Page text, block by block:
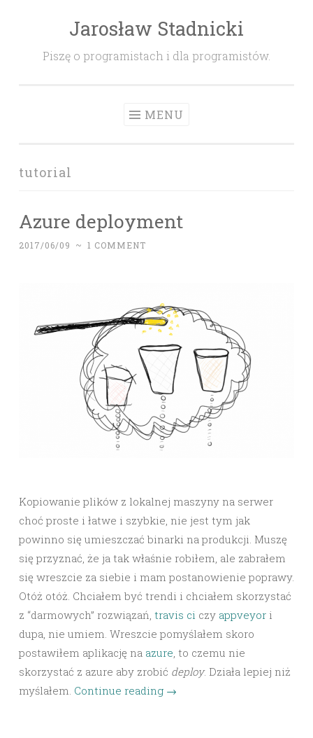
Jarosław Stadnicki
Piszę o programistach i dla programistów.
MENU
tutorial
Azure deployment
2017/06/09 ~ 1 COMMENT
Kopiowanie plików z lokalnej maszyny na serwer
choć proste i łatwe i szybkie, nie jest tym jak
powinno się umieszczać binarki na produkcji. Muszę
się przyznać, że ja tak właśnie robiłem, ale zabrałem
się wreszcie za siebie i mam postanowienie poprawy.
Otóż otóż. Chciałem być trendi i chciałem skorzystać
z “darmowych” rozwiązań, travis ci czy appveyor i
dupa, nie umiem. Wreszcie pomyślałem skoro
postawiłem aplikację na azure , to czemu nie
skorzystać z azure aby zrobić deploy. Działa lepiej niż
myślałem. Continue reading →